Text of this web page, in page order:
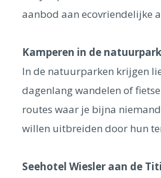
aanbod aan ecovriendelijke
Kamperen in de
In de natuurparken krijgen
dagenlang wandelen of
routes waar je bijna
willen uitbreiden door hun
Seehotel Wiesler aan de